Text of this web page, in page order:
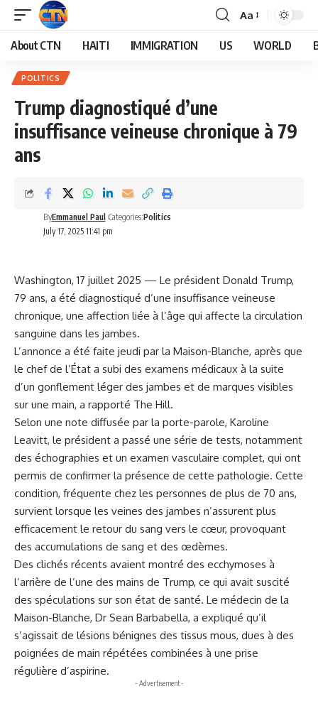
Aa
About CTN HAITI IMMIGRATION US WORLD
POLITICS
Trump diagnostiqué d’une
insuffisance veineuse chronique à 79
ans
July 17, 2025 11:41 pm
ByEmmanuel Paul Categories:Politics
Washington, 17 juillet 2025 — Le président Donald Trump,
79 ans, a été diagnostiqué d’une insuffisance veineuse
chronique, une affection liée à l’âge qui affecte la circulation
sanguine dans les jambes.
L’annonce a été faite jeudi par la Maison-Blanche, après que
le chef de l’État a subi des examens médicaux à la suite
d’un gonflement léger des jambes et de marques visibles
sur une main, a rapporté The Hill.
Selon une note diffusée par la porte-parole, Karoline
Leavitt, le président a passé une série de tests, notamment
des échographies et un examen vasculaire complet, qui ont
permis de confirmer la présence de cette pathologie. Cette
condition, fréquente chez les personnes de plus de 70 ans,
survient lorsque les veines des jambes n’assurent plus
efficacement le retour du sang vers le cœur, provoquant
des accumulations de sang et des œdèmes.
Des clichés récents avaient montré des ecchymoses à
l’arrière de l’une des mains de Trump, ce qui avait suscité
des spéculations sur son état de santé. Le médecin de la
Maison-Blanche, Dr Sean Barbabella, a expliqué qu’il
s’agissait de lésions bénignes des tissus mous, dues à des
poignées de main répétées combinées à une prise
régulière d’aspirine.
- Advertisement -